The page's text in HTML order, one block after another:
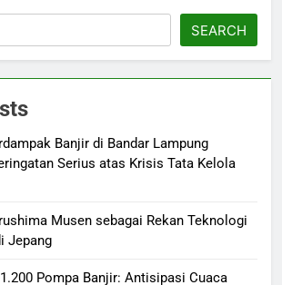
SEARCH
Banjir di Bandar Lampung
Serius atas Krisis Tata Kelola
Musen sebagai Rekan Teknologi
Jepang
Pompa Banjir: Antisipasi Cuaca